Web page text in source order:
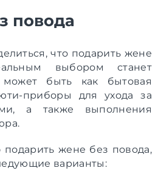
повода
что подарить жене
выбором станет
быть как бытовая
приборы для ухода за
а также выполнения
подарить жене без повода,
варианты: